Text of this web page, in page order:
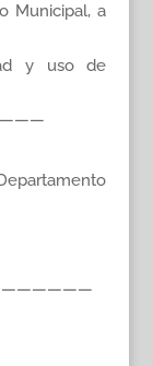
Municipal, a
y uso de